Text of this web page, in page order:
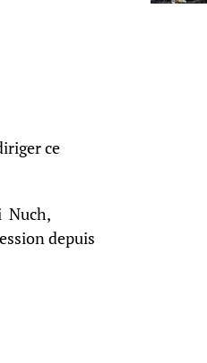
ce
Nuch,
depuis